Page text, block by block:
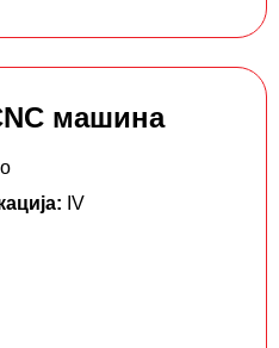
машина
IV